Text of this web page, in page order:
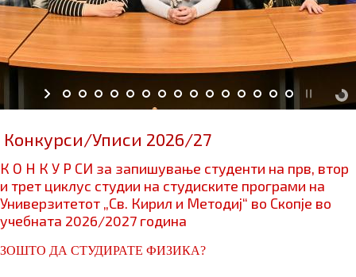
Конкурси/Уписи 2026/27
К О Н К У Р СИ за запишување студенти на прв, втор
и трет циклус студии на студиските програми на
Универзитетот „Св. Кирил и Методиј“ во Скопје во
учебната 2026/2027 година
ЗОШТО ДА СТУДИРАТЕ ФИЗИКА?